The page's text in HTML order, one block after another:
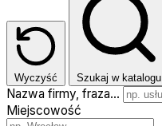
Wyczyść Szukaj w katalogu
Nazwa firmy, fraza…
Miejscowość